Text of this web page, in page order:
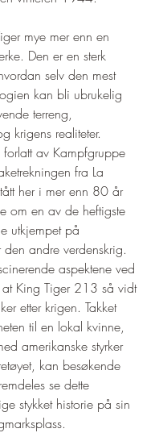
mye mer enn en
Den er en sterk
selv den mest
kan bli ubrukelig
terreng,
krigens realiteter.
av Kampfgruppe
fra La
her i mer enn 80 år
om en av de heftigste
utkjempet på
den andre verdenskrig.
aspektene ved
at King Tiger 213 så vidt
etter krigen. Takket
til en lokal kvinne,
amerikanske styrker
kan besøkende
se dette
stykket historie på sin